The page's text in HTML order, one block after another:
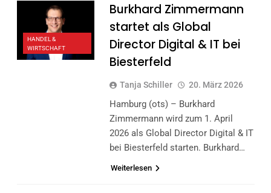
HANDEL &
WIRTSCHAFT
Burkhard Zimmermann
startet als Global
Director Digital & IT bei
Biesterfeld
Tanja Schiller 20. März 2026
Hamburg (ots) – Burkhard
Zimmermann wird zum 1. April
2026 als Global Director Digital & IT
bei Biesterfeld starten. Burkhard…
Weiterlesen